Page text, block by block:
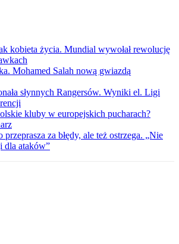
kobieta życia. Mundial wywołał rewolucję
Mohamed Salah nową gwiazdą
słynnych Rangersów. Wyniki el. Ligi
kluby w europejskich pucharach?
za błędy, ale też ostrzega. „Nie
dla ataków”